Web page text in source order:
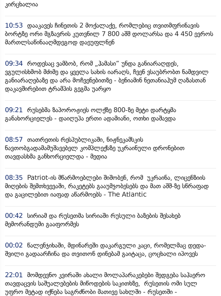
კირცხალია
10:53 დააკავეს ჩინეთის 2 მოქალაქე, რომლებიც თვითმფრინავის
ბორტზე ორი მგზავრის კუთვნილ 7 800 აშშ დოლარსა და 4 450 ევროს
მართლსაწინააღმდეგოდ დაეუფლნენ
09:34 როდესაც ვამბობ, რომ „ჰამასი“ უნდა განიარაღდეს,
ვგულისხმობ მძიმე და ყველა სახის იარაღს, ჩვენ ვსაუბრობთ ნამდვილ
განიარაღებაზე და არა მოჩვენებითზე - ბენიამინ ნეთანიაჰუმ ღაზასთან
დაკავშირებით ტრამპის გეგმა უარყო
09:21 რუსებმა ზაპოროჟიეს ოლქზე 800-ზე მეტი დარტყმა
განახორციელეს - დაიღუპა ერთი ადამიანი, ოთხი დაშავდა
08:57 თათრეთის რესპუბლიკაში, ნიჟნეკამსკის
ნავთობგადამამუშავებელ კომპლექსზე უკრაინული დრონებით
თავდასხმა განხორციელდა - მედია
08:35
Patriot-ის მწარმოებლები შიშობენ, რომ უკრაინა, ლიცენზიის
მიღების შემთხვევაში, რაკეტებს გააუმჯობესებს და მათ აშშ-ზე სწრაფად
და გაცილებით იაფად აწარმოებს - The Atlantic
00:42 სირიამ და რუსეთმა სირიაში რუსული ბაზების შესახებ
მემორანდუმი გააფორმეს
00:02 წალენჯიხაში, მდინარეში დაკარგული კაცი, რომელმაც დედა-
შვილი გადაარჩინა და თვითონ დინებამ გაიტაცა, ცოცხალი იპოვეს
22:01 მომდევნო კვირაში ახალი მოლაპარაკებები შედგება საჰაერო
თავდაცვის საშუალებების მიწოდების საკითხზე, რუსეთის ომი სულ
უფრო მეტად იქნება საგრძნობი მათივე სახლში - რუსეთში -